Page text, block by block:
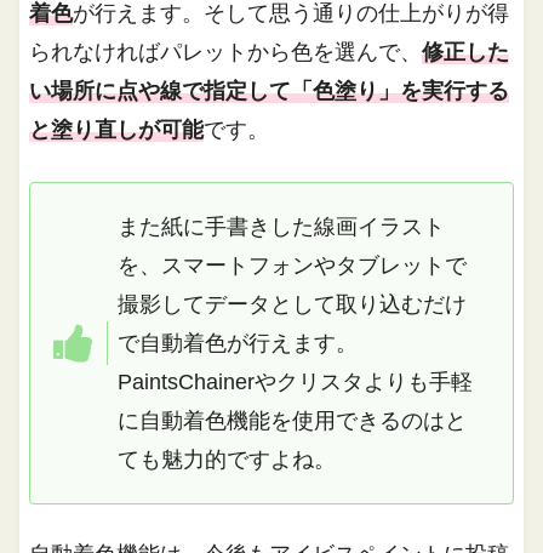
着色が行えます。そして思う通りの仕上がりが得
られなければパレットから色を選んで、修正した
い場所に点や線で指定して「色塗り」を実行する
と塗り直しが可能です。
また紙に手書きした線画イラスト
を、スマートフォンやタブレットで
撮影してデータとして取り込むだけ
で自動着色が行えます。
PaintsChainerやクリスタよりも手軽
に自動着色機能を使用できるのはと
ても魅力的ですよね。